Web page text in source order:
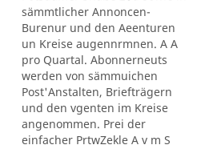
sämmtlicher Annoncen-
Burenur und den Aeenturen
un Kreise augennrmnen. A A
pro Quartal. Abonnerneuts
werden von sämmuichen
Post'Anstalten, Briefträgern
und den vgenten im Kreise
angenommen. Prei der
einfacher PrtwZekle A v m S